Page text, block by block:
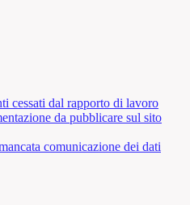
cessati dal rapporto di lavoro
da pubblicare sul sito
comunicazione dei dati